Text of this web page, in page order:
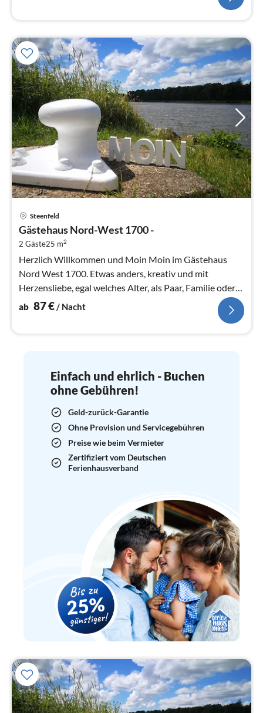
Steenfeld
Gästehaus Nord-West 1700 -
2 Gäste25 m2
Herzlich Willkommen und Moin Moin im Gästehaus
Nord West 1700. Etwas anders, kreativ und mit
Herzensliebe, egal welches Alter, als Paar, Familie oder
Gruppe bieten wir euch die id...
ab 87€/ Nacht
Einfach und ehrlich - Buchen
ohne Gebühren!
Geld-zurück-Garantie
Ohne Provision und Servicegebühren
Preise wie beim Vermieter
Zertifiziert vom Deutschen
Ferienhausverband